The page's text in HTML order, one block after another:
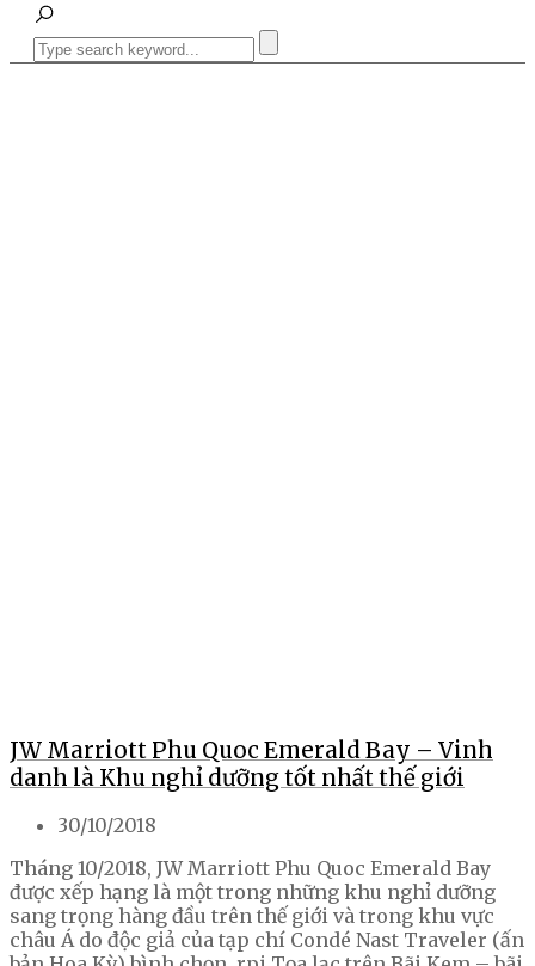
JW Marriott Phu Quoc Emerald Bay – Vinh
danh là Khu nghỉ dưỡng tốt nhất thế giới
30/10/2018
Tháng 10/2018, JW Marriott Phu Quoc Emerald Bay
được xếp hạng là một trong những khu nghỉ dưỡng
sang trọng hàng đầu trên thế giới và trong khu vực
châu Á do độc giả của tạp chí Condé Nast Traveler (ấn